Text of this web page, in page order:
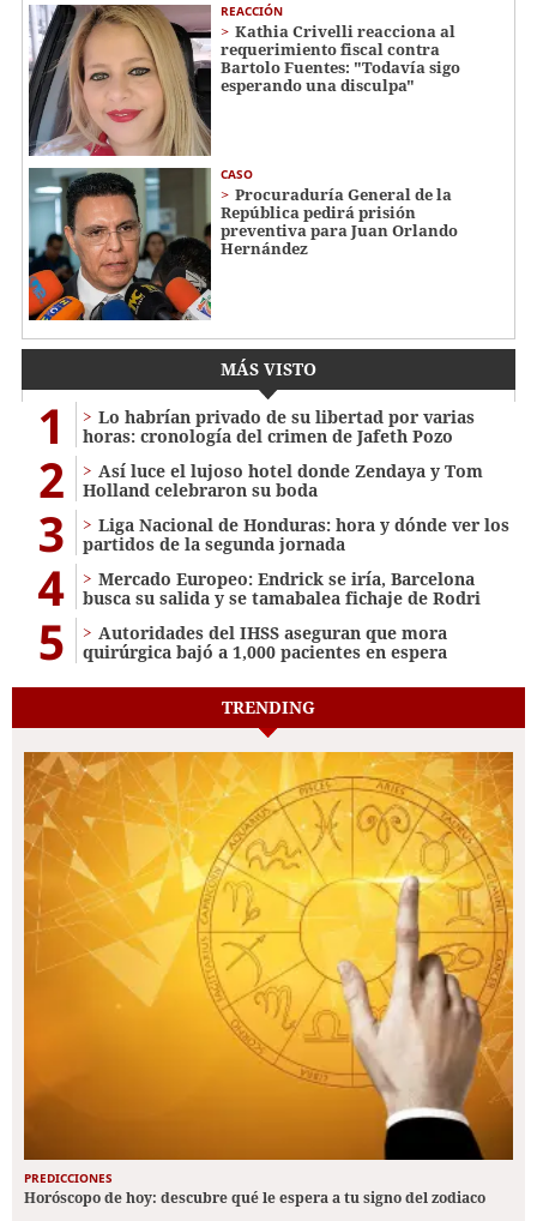
REACCIÓN
Kathia Crivelli reacciona al
requerimiento fiscal contra
Bartolo Fuentes: "Todavía sigo
esperando una disculpa"
CASO
Procuraduría General de la
República pedirá prisión
preventiva para Juan Orlando
Hernández
MÁS VISTO
1
Lo habrían privado de su libertad por varias
horas: cronología del crimen de Jafeth Pozo
2
Así luce el lujoso hotel donde Zendaya y Tom
Holland celebraron su boda
3
Liga Nacional de Honduras: hora y dónde ver los
partidos de la segunda jornada
4
Mercado Europeo: Endrick se iría, Barcelona
busca su salida y se tamabalea fichaje de Rodri
5
Autoridades del IHSS aseguran que mora
quirúrgica bajó a 1,000 pacientes en espera
TRENDING
PREDICCIONES
Horóscopo de hoy: descubre qué le espera a tu signo del zodiaco